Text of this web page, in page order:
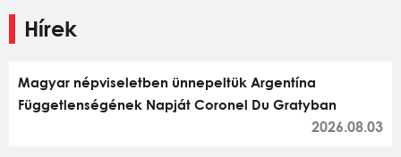
Hírek
Magyar népviseletben ünnepeltük Argentína
Függetlenségének Napját Coronel Du Gratyban
2026.08.03